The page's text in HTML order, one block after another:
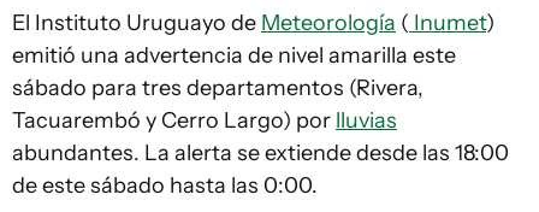
El Instituto Uruguayo de Meteorología ( Inumet)
emitió una advertencia de nivel amarilla este
sábado para tres departamentos (Rivera,
Tacuarembó y Cerro Largo) por lluvias
abundantes. La alerta se extiende desde las 18:00
de este sábado hasta las 0:00.